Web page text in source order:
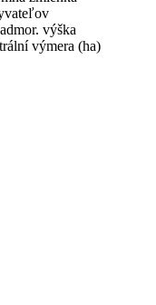
výška
výmera (ha)